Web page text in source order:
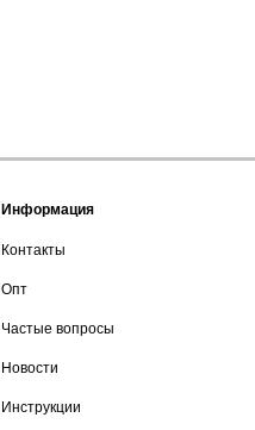
Информация
Контакты
Опт
Частые вопросы
Новости
Инструкции